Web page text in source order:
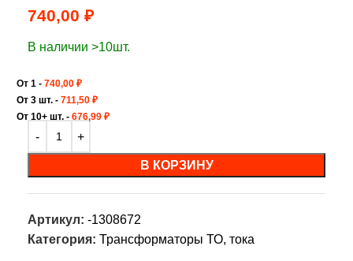
740,00 ₽
В наличии >10шт.
От 1 - 740,00 ₽
От 3 шт. - 711,50 ₽
От 10+ шт. - 676,99 ₽
В КОРЗИНУ
Артикул: -1308672
Категория: Трансформаторы ТО, тока